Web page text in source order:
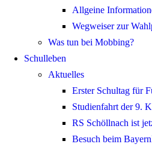
Allgeine
Wegweiser zur
Was tun bei Mobbing?
Schulleben
Aktuelles
Erster Schultag für
Studienfahrt der 9.
RS Schöllnach ist
Besuch beim